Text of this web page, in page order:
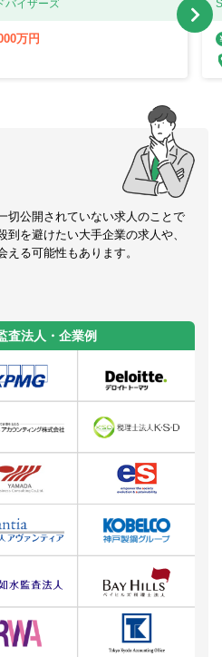
バイザーズ
万円
切公開されていない求人のことで
を避けたい大手企業の求人や、
る可能性もあります。
査法人・企業例